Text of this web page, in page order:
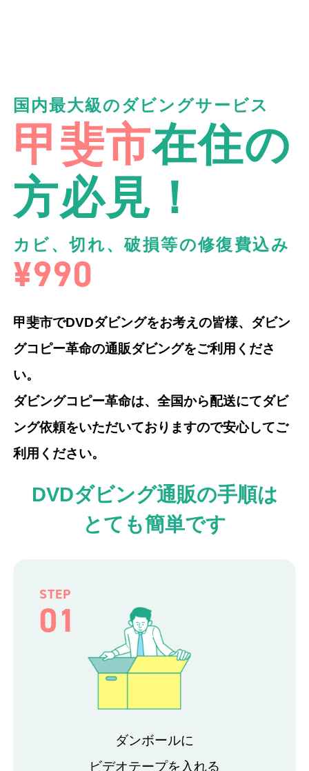
国内最大級のダビングサービス
甲斐市在住の
方必見！
カビ、切れ、破損等の修復費込み
¥990
甲斐市でDVDダビングをお考えの皆様、ダビン
グコピー革命の通販ダビングをご利用くださ
い。
ダビングコピー革命は、全国から配送にてダビ
ング依頼をいただいておりますので安心してご
利用ください。
DVDダビング通販の手順は
とても簡単です
STEP
01
ダンボールに
ビデオテープを入れる